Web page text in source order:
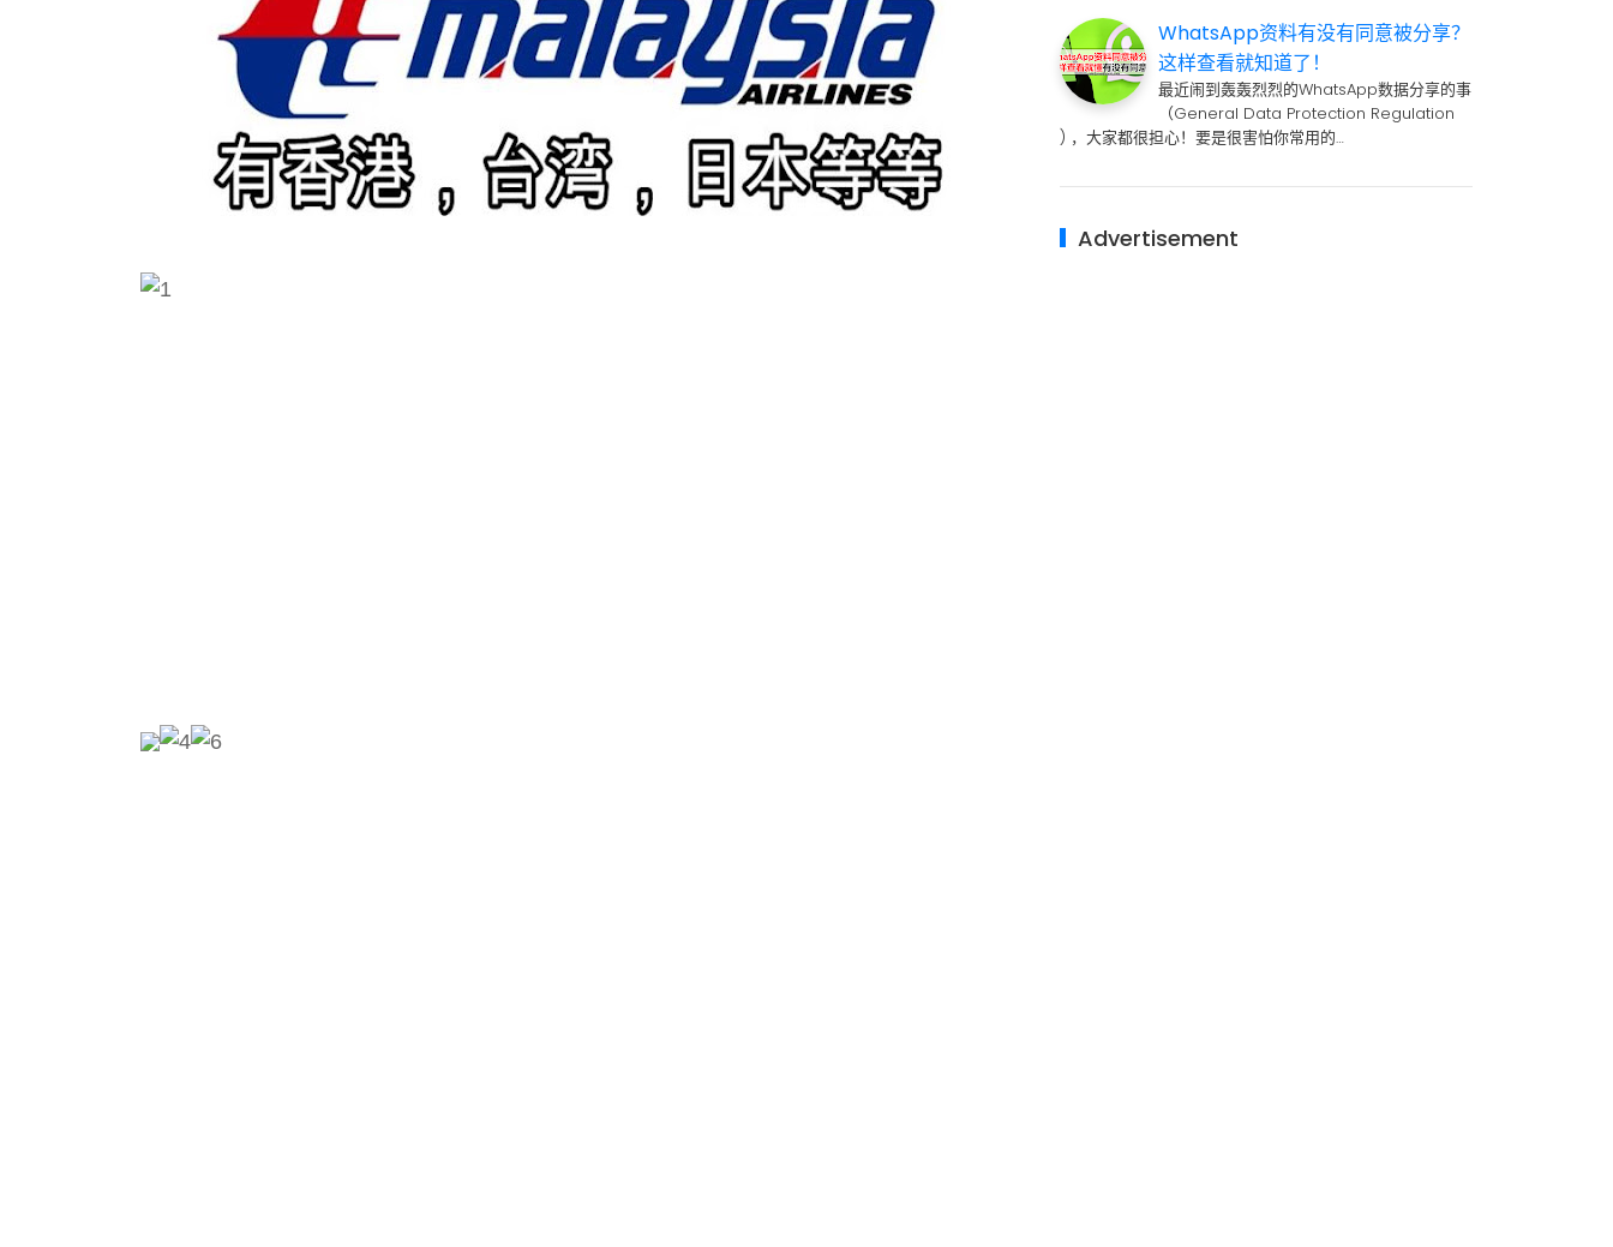
WhatsApp资料有没有同意被分享？
这样查看就知道了！
最近闹到轰轰烈烈的WhatsApp数据分享的事
（General Data Protection Regulation
) ，大家都很担心！要是很害怕你常用的…
Advertisement